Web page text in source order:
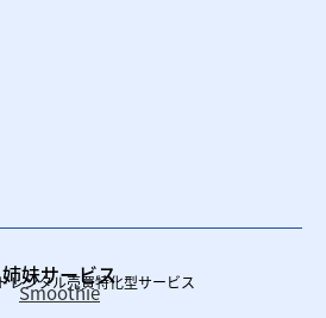
姉妹サービス
レンタル売買特化型サービス
Smoothie